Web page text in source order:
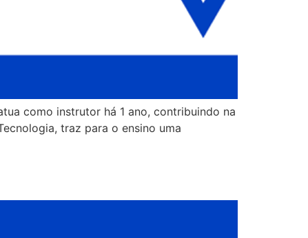
como instrutor há 1 ano, contribuindo na
traz para o ensino uma